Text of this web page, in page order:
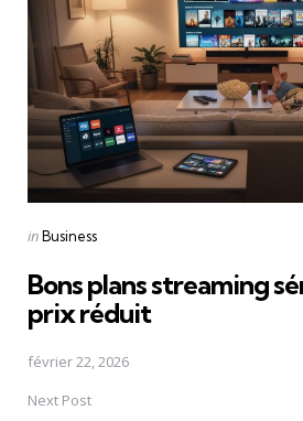
Posted
inBusiness
Bons plans streaming
prix réduit
février 22, 2026
Next Post